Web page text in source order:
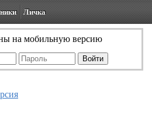
Личка
на мобильную версию